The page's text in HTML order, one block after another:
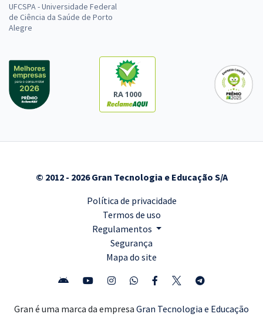
UFCSPA - Universidade Federal
de Ciência da Saúde de Porto
Alegre
RA 1000
© 2012 - 2026 Gran Tecnologia e Educação S/A
Política de privacidade
Termos de uso
Regulamentos
Segurança
Mapa do site
Gran é uma marca da empresa Gran Tecnologia e Educação